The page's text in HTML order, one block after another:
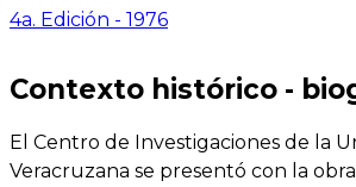
4a. Edición - 1976
Contexto histórico -
El Centro de Investigaciones de la
Veracruzana se presentó con la